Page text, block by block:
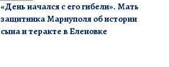
«День начался с его гибели». Мать
защитника Мариуполя об истории
сына и теракте в Еленовке